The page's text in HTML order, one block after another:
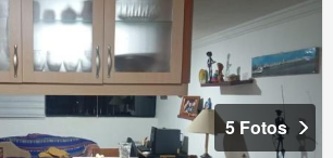
5 Fotos